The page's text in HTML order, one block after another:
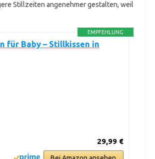
Stillzeiten angenehmer gestalten, weil
EMPFEHLUNG
für Baby – Stillkissen in
29,99 €